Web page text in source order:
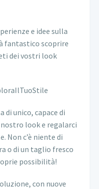
e idee sulla
fantastico scoprire
dei vostri look
di unico, capace di
look e regalarci
Non c’è niente di
o di un taglio fresco
possibilità!
con nuove